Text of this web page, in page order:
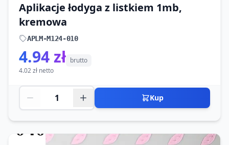
Aplikacje łodyga z listkiem 1mb,
kremowa
APLM-M124-010
4.94 zł brutto
4.02 zł netto
Kup